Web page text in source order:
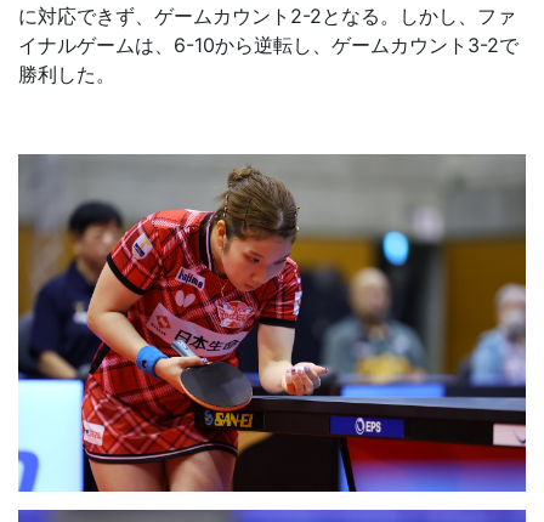
に対応できず、ゲームカウント2-2となる。しかし、ファ
イナルゲームは、6-10から逆転し、ゲームカウント3-2で
勝利した。